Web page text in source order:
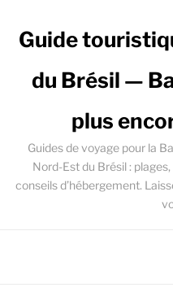
Guide
du Brésil —
plus
Guides de voyage pour la
Nord-Est du Brésil :
conseils d’hébergement.